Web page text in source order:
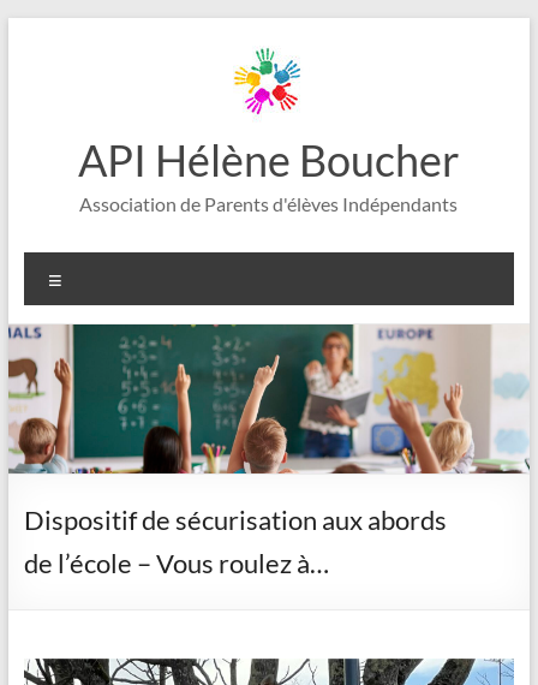
API Hélène Boucher
Association de Parents d'élèves Indépendants
Dispositif de sécurisation aux abords
de l’école – Vous roulez à…